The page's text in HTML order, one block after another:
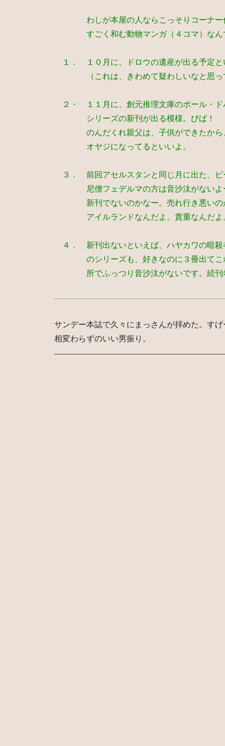
わしが本屋の人ならこっそりコーナー作
すごく和む動物マンガ（４コマ）なん
１． １０月に、ドロウの遺産が出る予定と
（これは、きわめて疑わしいなと思っ
２・ １１月に、創元推理文庫のポール・
シリーズの新刊が出る模様。びば！
のんだくれ親父は、子供ができたから、
オヤジになってるといいよ。
３． 前回アセルスタンと同じ月に出た、ピ
尼僧フェデルマの方は音沙汰がないよ
新刊でないのかなー。売れ行き悪いのか
アイルランドなんだよ。貴重なんだよ
４． 新刊出ないといえば、ハヤカワの暗殺
のシリーズも、好きなのに３冊出てこ
所でふっつり音沙汰がないです。続刊
サンデー本誌で久々にまっさんが拝めた。す
相変わらずのいい男振り。